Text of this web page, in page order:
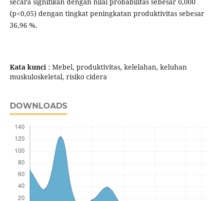
(p<0,05) dengan tingkat peningkatan produktivitas sebesar
36,96 %.
Kata kunci: Mebel, produktivitas, kelelahan, keluhan
muskuloskeletal, risiko cidera
DOWNLOADS